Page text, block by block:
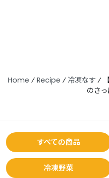
Home ⁄ Recipe ⁄ 冷凍なす ⁄
のさ
すべての商品
冷凍野菜